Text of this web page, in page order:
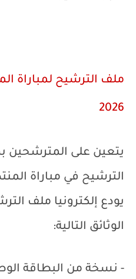
ملف الترشيح لمباراة
2026
يتعين على
الترشيح في مباراة
يودع إلكترونيا ملف
الوثائق التالية:
- نسخة من البطاقة